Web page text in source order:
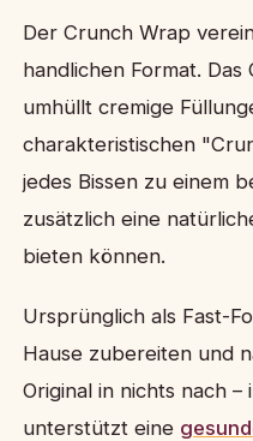
Der Crunch Wrap
handlichen Format.
umhüllt cremige
charakteristischen
jedes Bissen zu einem
zusätzlich eine
bieten können.
Ursprünglich als Fast-
Hause zubereiten und
Original in nichts nach
unterstützt eine